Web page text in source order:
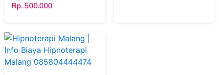
Rp. 500.000